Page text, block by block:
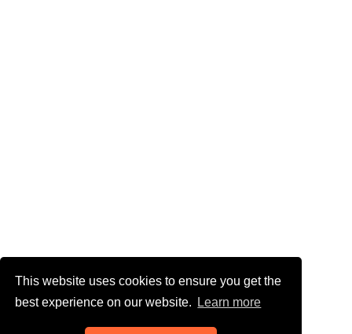
This website uses cookies to ensure you get the
best experience on our website.
Learn more